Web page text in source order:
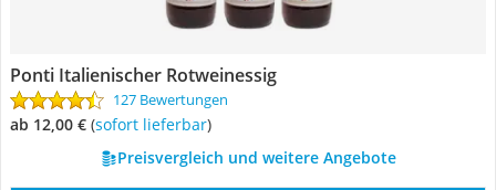
Ponti Italienischer Rotweinessig
127 Bewertungen
ab 12,00 € ( Sofort lieferbar)
Preisvergleich und weitere Angebote